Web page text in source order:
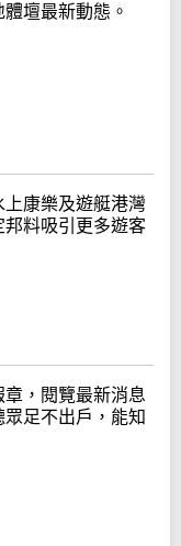
壇最新動態。
康樂及遊艇港灣
料吸引更多遊客
，閱覽最新消息
足不出戶，能知